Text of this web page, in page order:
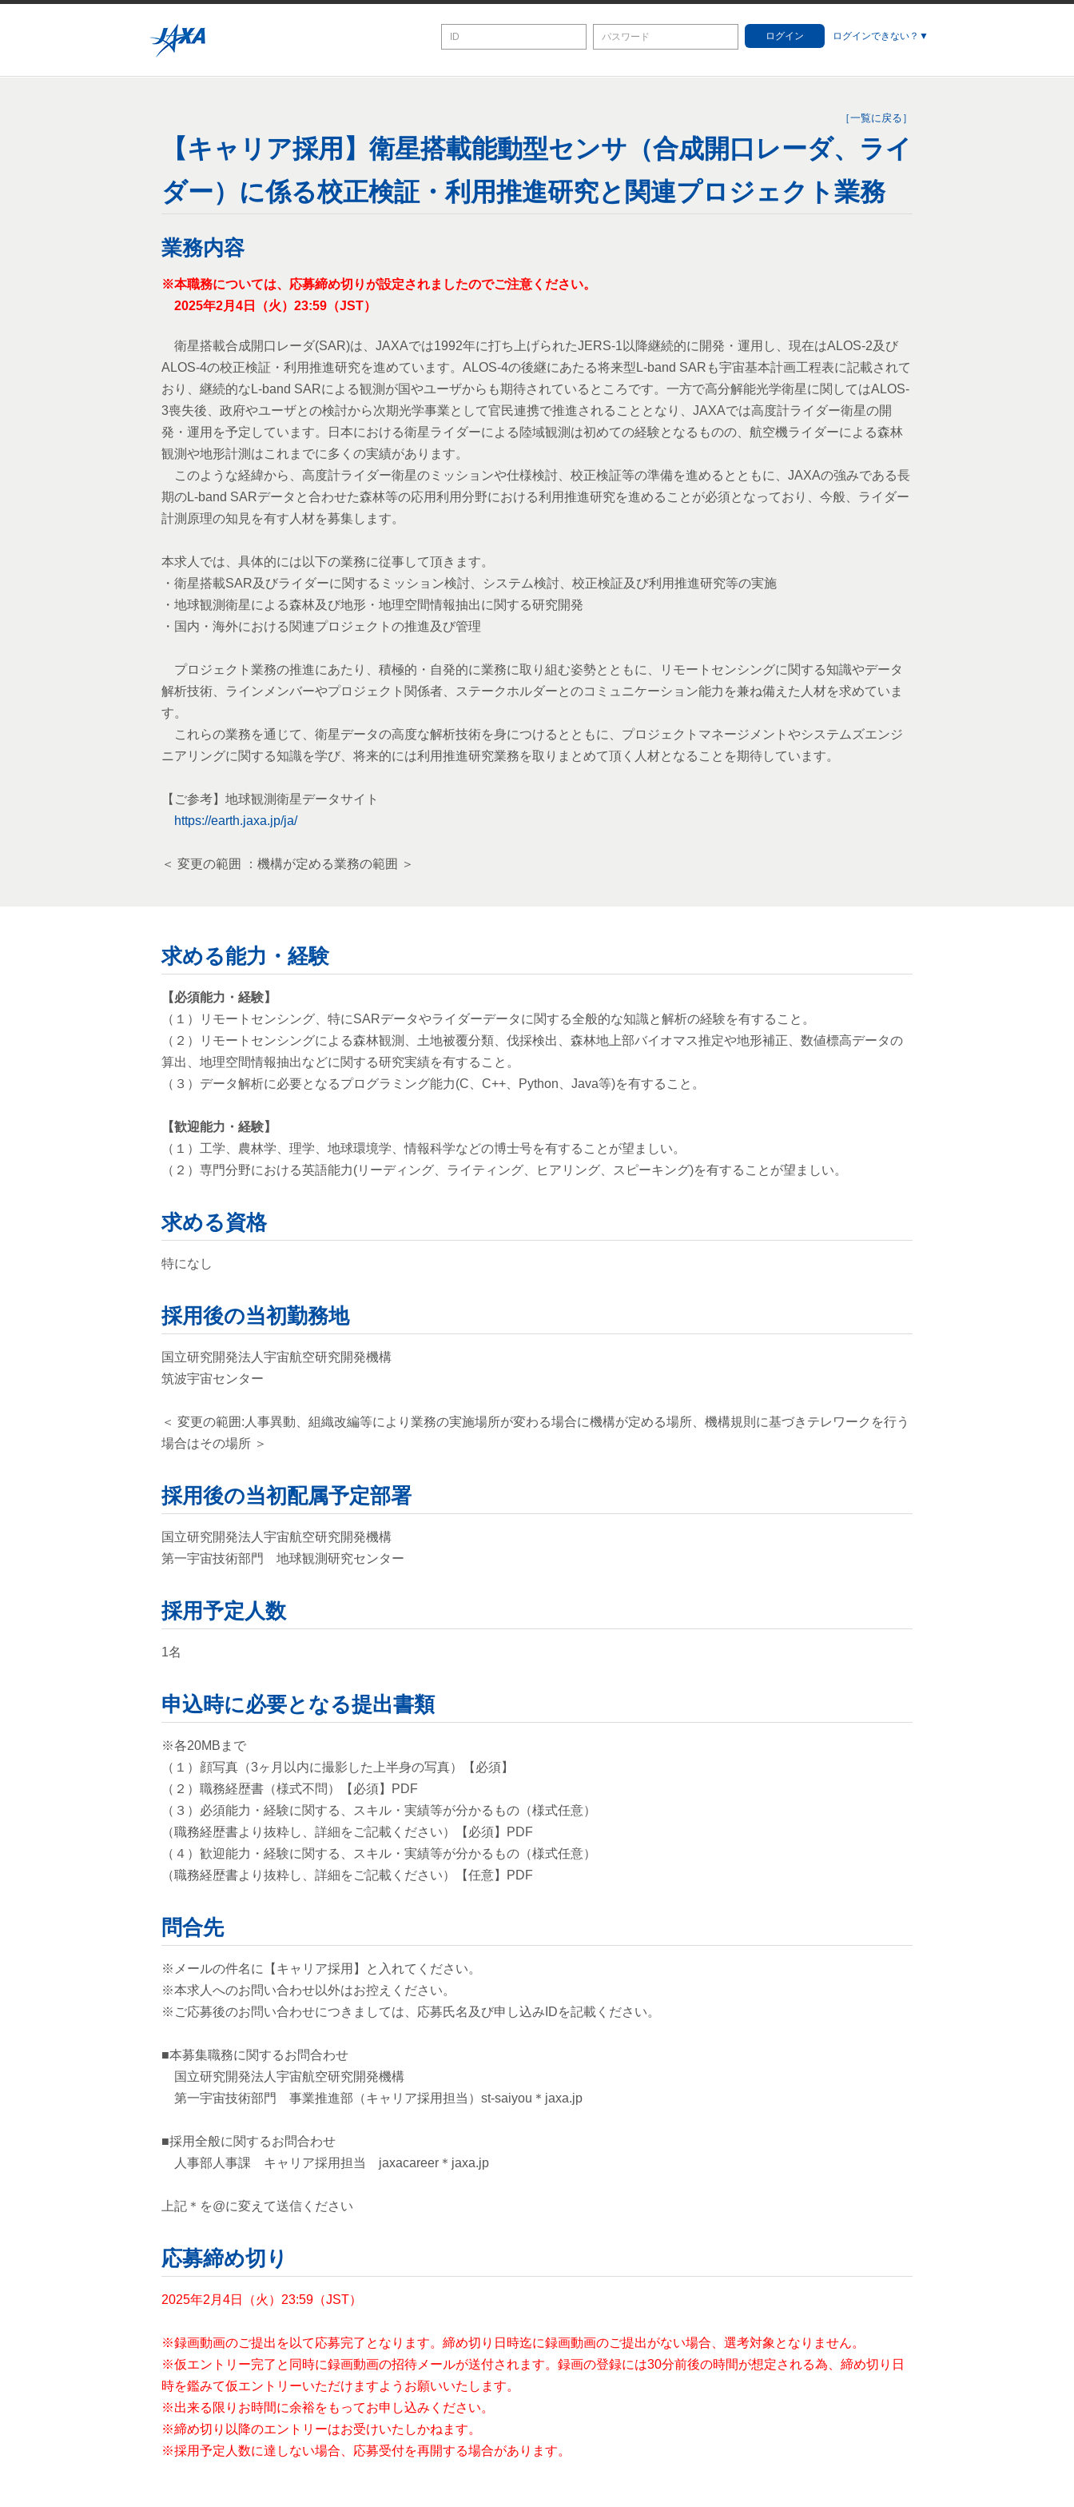
ログイン ログインできない？▼
［一覧に戻る］
【キャリア採用】衛星搭載能動型センサ（合成開口レーダ、ライ
ダー）に係る校正検証・利用推進研究と関連プロジェクト業務
業務内容
※本職務については、応募締め切りが設定されましたのでご注意ください。
2025年2月4日（火）23:59（JST）
衛星搭載合成開口レーダ(SAR)は、JAXAでは1992年に打ち上げられたJERS-1以降継続的に開発・運用し、現在はALOS-2及び
ALOS-4の校正検証・利用推進研究を進めています。ALOS-4の後継にあたる将来型L-band SARも宇宙基本計画工程表に記載されて
おり、継続的なL-band SARによる観測が国やユーザからも期待されているところです。一方で高分解能光学衛星に関してはALOS-
3喪失後、政府やユーザとの検討から次期光学事業として官民連携で推進されることとなり、JAXAでは高度計ライダー衛星の開
発・運用を予定しています。日本における衛星ライダーによる陸域観測は初めての経験となるものの、航空機ライダーによる森林
観測や地形計測はこれまでに多くの実績があります。
このような経緯から、高度計ライダー衛星のミッションや仕様検討、校正検証等の準備を進めるとともに、JAXAの強みである長
期のL-band SARデータと合わせた森林等の応用利用分野における利用推進研究を進めることが必須となっており、今般、ライダー
計測原理の知見を有す人材を募集します。
本求人では、具体的には以下の業務に従事して頂きます。
・衛星搭載SAR及びライダーに関するミッション検討、システム検討、校正検証及び利用推進研究等の実施
・地球観測衛星による森林及び地形・地理空間情報抽出に関する研究開発
・国内・海外における関連プロジェクトの推進及び管理
プロジェクト業務の推進にあたり、積極的・自発的に業務に取り組む姿勢とともに、リモートセンシングに関する知識やデータ
解析技術、ラインメンバーやプロジェクト関係者、ステークホルダーとのコミュニケーション能力を兼ね備えた人材を求めていま
す。
これらの業務を通じて、衛星データの高度な解析技術を身につけるとともに、プロジェクトマネージメントやシステムズエンジ
ニアリングに関する知識を学び、将来的には利用推進研究業務を取りまとめて頂く人材となることを期待しています。
【ご参考】地球観測衛星データサイト
https://earth.jaxa.jp/ja/
＜ 変更の範囲 ：機構が定める業務の範囲 ＞
求める能力・経験
【必須能力・経験】
（１）リモートセンシング、特にSARデータやライダーデータに関する全般的な知識と解析の経験を有すること。
（２）リモートセンシングによる森林観測、土地被覆分類、伐採検出、森林地上部バイオマス推定や地形補正、数値標高データの
算出、地理空間情報抽出などに関する研究実績を有すること。
（３）データ解析に必要となるプログラミング能力(C、C++、Python、Java等)を有すること。
【歓迎能力・経験】
（１）工学、農林学、理学、地球環境学、情報科学などの博士号を有することが望ましい。
（２）専門分野における英語能力(リーディング、ライティング、ヒアリング、スピーキング)を有することが望ましい。
求める資格
特になし
採用後の当初勤務地
国立研究開発法人宇宙航空研究開発機構
筑波宇宙センター
＜ 変更の範囲:人事異動、組織改編等により業務の実施場所が変わる場合に機構が定める場所、機構規則に基づきテレワークを行う
場合はその場所 ＞
採用後の当初配属予定部署
国立研究開発法人宇宙航空研究開発機構
第一宇宙技術部門 地球観測研究センター
採用予定人数
1名
申込時に必要となる提出書類
※各20MBまで
（１）顔写真（3ヶ月以内に撮影した上半身の写真）【必須】
（２）職務経歴書（様式不問）【必須】PDF
（３）必須能力・経験に関する、スキル・実績等が分かるもの（様式任意）
（職務経歴書より抜粋し、詳細をご記載ください）【必須】PDF
（４）歓迎能力・経験に関する、スキル・実績等が分かるもの（様式任意）
（職務経歴書より抜粋し、詳細をご記載ください）【任意】PDF
問合先
※メールの件名に【キャリア採用】と入れてください。
※本求人へのお問い合わせ以外はお控えください。
※ご応募後のお問い合わせにつきましては、応募氏名及び申し込みIDを記載ください。
■本募集職務に関するお問合わせ
国立研究開発法人宇宙航空研究開発機構
第一宇宙技術部門 事業推進部（キャリア採用担当）st-saiyou＊jaxa.jp
■採用全般に関するお問合わせ
人事部人事課 キャリア採用担当 jaxacareer＊jaxa.jp
上記＊を@に変えて送信ください
応募締め切り
2025年2月4日（火）23:59（JST）
※録画動画のご提出を以て応募完了となります。締め切り日時迄に録画動画のご提出がない場合、選考対象となりません。
※仮エントリー完了と同時に録画動画の招待メールが送付されます。録画の登録には30分前後の時間が想定される為、締め切り日
時を鑑みて仮エントリーいただけますようお願いいたします。
※出来る限りお時間に余裕をもってお申し込みください。
※締め切り以降のエントリーはお受けいたしかねます。
※採用予定人数に達しない場合、応募受付を再開する場合があります。